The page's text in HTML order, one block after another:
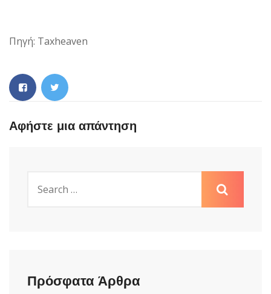
Πηγή: Taxheaven
Αφήστε μια απάντηση
Πρόσφατα Άρθρα